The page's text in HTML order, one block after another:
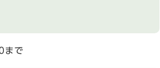
まで